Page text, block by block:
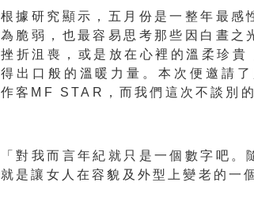
根據研究顯示，五月份是一整年最感
為脆弱，也最容易思考那些因白晝之
挫折沮喪，或是放在心裡的溫柔珍
得出口般的溫暖力量。本次便邀請
作客MF STAR，而我們這次不談別
「對我而言年紀就只是一個數字吧
就是讓女人在容貌及外型上變老的一